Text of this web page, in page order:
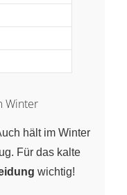
Winter
hält im Winter
Für das kalte
wichtig!